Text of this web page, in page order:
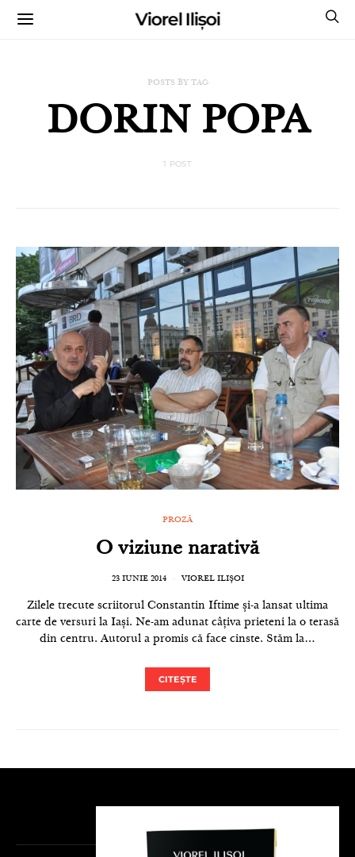
Viorel Ilișoi
POSTS BY TAG
DORIN POPA
1 POST
PROZĂ
O viziune narativă
23 IUNIE 2014 VIOREL ILIȘOI
Zilele trecute scriitorul Constantin Iftime și-a lansat ultima
carte de versuri la Iași. Ne-am adunat câțiva prieteni la o terasă
din centru. Autorul a promis că face cinste. Stăm la…
CITEȘTE
CUMPĂRĂ CĂRȚILE MELE CU AUTOGRAF